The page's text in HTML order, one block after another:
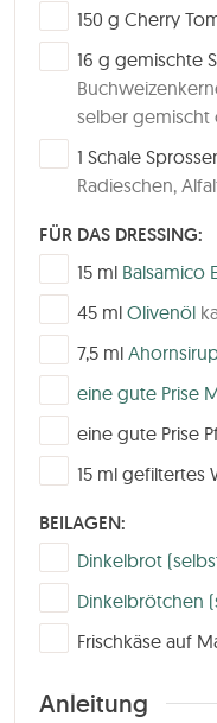
▢
150 g Cherry
▢
16 g gemischte
selber
▢1 Schale
Radieschen,
FÜR DAS DRESSING:
▢
15 ml Balsamico
▢
45 ml Olivenöl
▢
7,5 ml
▢
eine gute Prise
▢
eine gute Prise
▢
15 ml gefiltertes
BEILAGEN:
▢
Dinkelbrot
▢
Dinkelbrötchen
▢
Frischkäse auf
Anleitung